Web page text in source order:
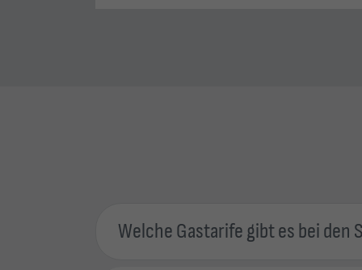
Welche Gastarife gibt es bei den